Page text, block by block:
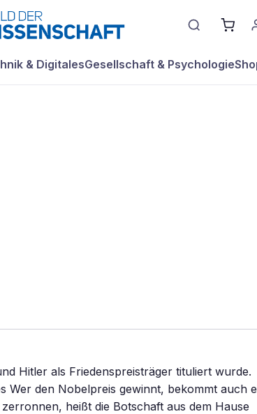
& DigitalesGesellschaft & Psychologie
Hitler als Friedenspreisträger tituliert wurde.
Wer den Nobelpreis gewinnt, bekommt auch
heißt die Botschaft aus dem Hause